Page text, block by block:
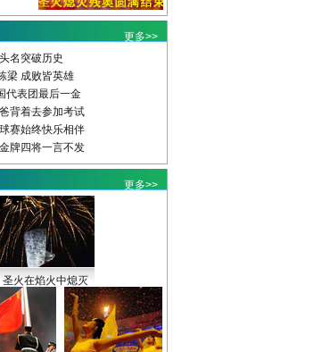
更多>>
名突破历史
梁 成败皆英雄
代表团最后一金
背着去参加考试
赛始终快乐相伴
牌四将一言不发
更多>>
圣火在焰火中熄灭